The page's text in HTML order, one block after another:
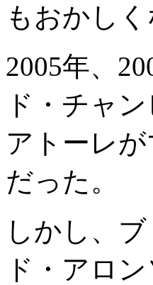
もおかしく
2005年、
ド・チャ
アトーレ
だった。
しかし、
ド・アロ